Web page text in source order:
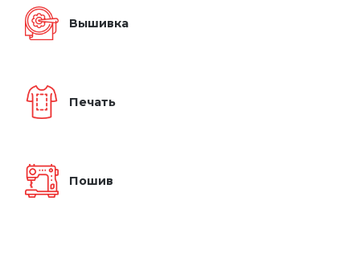
Вышивка
Печать
Пошив